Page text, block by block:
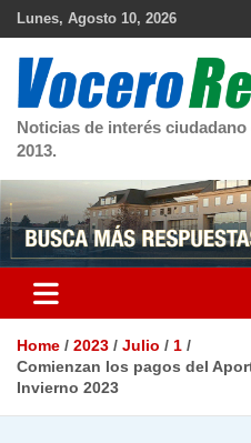
Skip
Lunes, Agosto 10, 2026
Noticias de interés
2013.
Home 2023 Julio
1
Comienzan los pagos del
Invierno 2023